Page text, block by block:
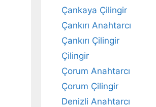
Çankaya Çilingir
Çankırı Anahtarcı
Çankırı Çilingir
Çilingir
Çorum Anahtarcı
Çorum Çilingir
Denizli Anahtarcı